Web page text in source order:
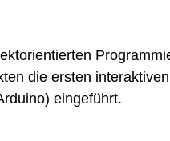
die ersten
eingeführt.